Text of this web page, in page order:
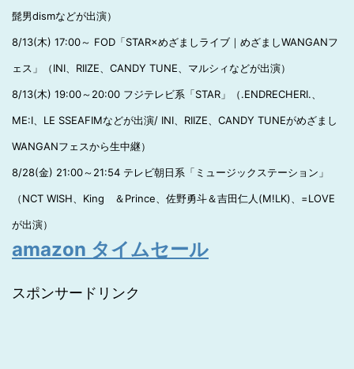
髭男dismなどが出演）
8/13(木) 17:00～ FOD「STAR×めざましライブ｜めざましWANGANフ
ェス」（INI、RIIZE、CANDY TUNE、マルシィなどが出演）
8/13(木) 19:00～20:00 フジテレビ系「STAR」（.ENDRECHERI.、
ME:I、LE SSEAFIMなどが出演/ INI、RIIZE、CANDY TUNEがめざまし
WANGANフェスから生中継）
8/28(金) 21:00～21:54 テレビ朝日系「ミュージックステーション」
（NCT WISH、King ＆Prince、佐野勇斗＆吉田仁人(M!LK)、=LOVE
が出演）
amazon タイムセール
スポンサードリンク